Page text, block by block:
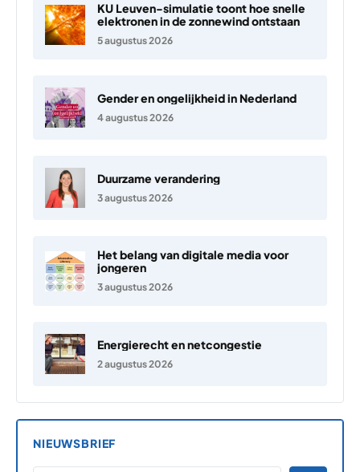
KU Leuven-simulatie toont hoe snelle
elektronen in de zonnewind ontstaan
5 augustus 2026
Gender en ongelijkheid in Nederland
4 augustus 2026
Duurzame verandering
3 augustus 2026
Het belang van digitale media voor
jongeren
3 augustus 2026
Energierecht en netcongestie
2 augustus 2026
NIEUWSBRIEF